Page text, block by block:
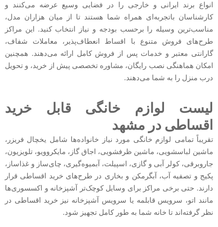
انواع برند ایرانی و خارجی را در فضایی وسیع عرضه می‌کنند و
کارشناسان باتجربه‌ای همراه شما هستند تا از میان هزاران مدل،
مناسب‌ترین وسیله را برحسب بودجه و نیاز انتخاب کنید. این مراکز
طرح‌های فروش متنوع با اقساط انعطاف‌پذیر، معاملات شفاف،
گارانتی معتبر و خدمات پس از فروش کامل ارائه می‌دهند. همچنین
امکان هماهنگی نصب رایگان، مشاوره تخصصی پیش از خرید، و تحویل
درب منزل را به شما می‌دهند.
لیست لوازم خانگی قابل خرید
اقساطی در مشهد
تقریباً تمامی لوازم خانگی مورد نیاز خانواده‌ها شامل یخچال فریزر،
ماشین لباسشویی، ماشین ظرفشویی، اجاق گاز، مایکروویو، تلویزیون،
جاروبرقی، کولر آبی و گازی، اسپیلت، آبمیوه‌گیری، چای‌ساز و غذاساز،
پکیج و تصفیه آب، آبگرمکن و بخاری در طرح‌های خرید اقساطی قرار
دارند. حتی برخی مراکز برای وسایل کوچک‌تر آشپزخانه و اکسسوری‌ها
مانند اتو، سرویس قابلمه یا سرویس آشپزخانه نیز خرید اقساطی در
نظر گرفته‌اند تا خانه شما به طور کامل تجهیز شود.